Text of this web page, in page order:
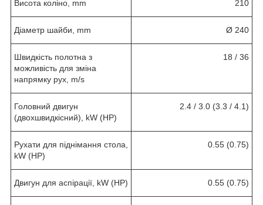
Висота коліно, mm 210
Діаметр шайби, mm Ø 240
Швидкість полотна з
можливість для зміна
напрямку рух, m/s
18 / 36
Головний двигун
(двохшвидкісний), kW (HP)
2.4 / 3.0 (3.3 / 4.1)
Рухати для піднімання стола,
kW (HP)
0.55 (0.75)
Двигун для аспірації, kW (HP) 0.55 (0.75)